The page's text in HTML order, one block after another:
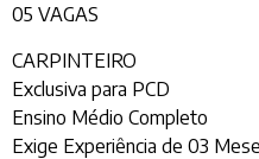
05 VAGAS
CARPINTEIRO
Exclusiva para PCD
Ensino Médio Completo
Exige Experiência de 03